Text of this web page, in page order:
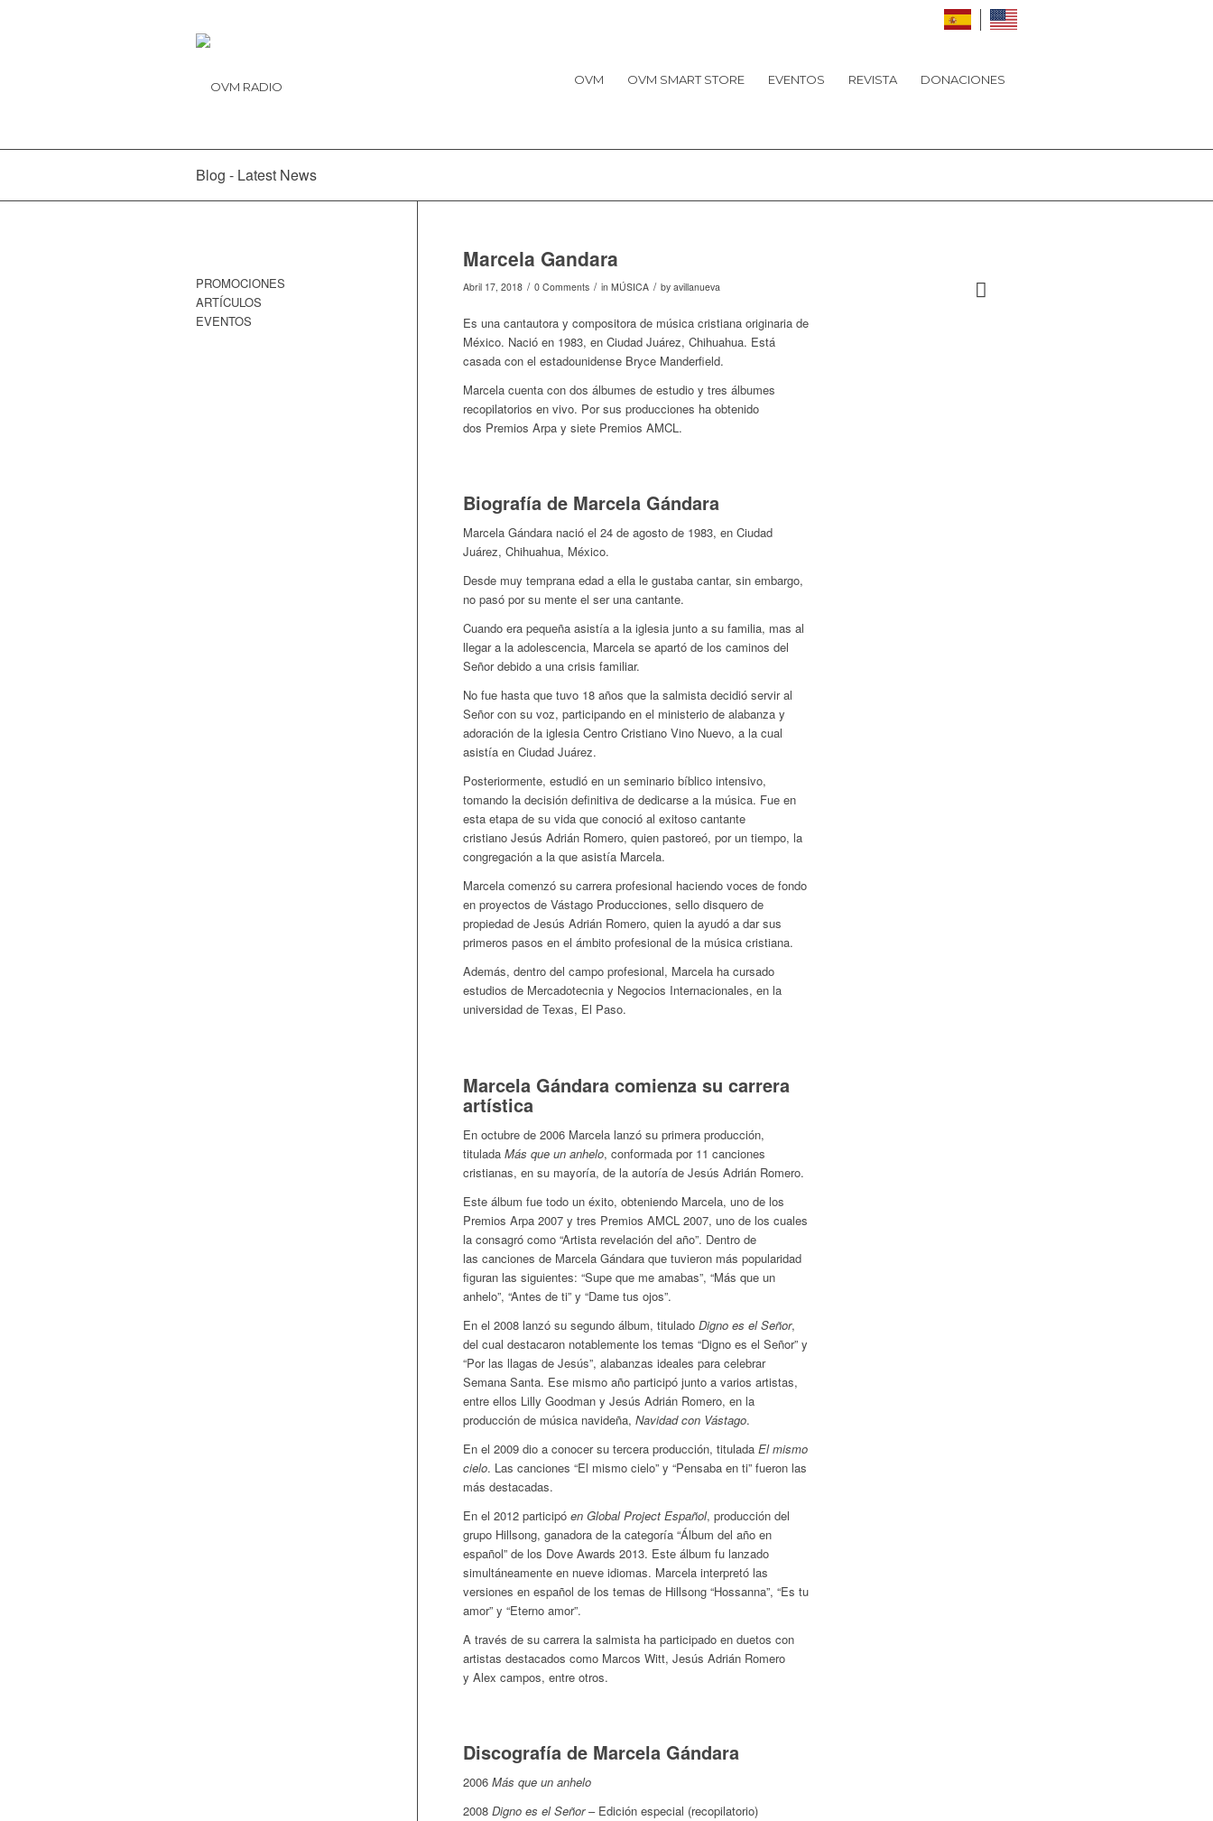
OVM OVM SMART STORE EVENTOS REVISTA DONACIONES
Blog - Latest News
Marcela Gandara
Abril 17, 2018 / 0 Comments / in MÚSICA / by avillanueva
Es una cantautora y compositora de música cristiana originaria de
México. Nació en 1983, en Ciudad Juárez, Chihuahua. Está
casada con el estadounidense Bryce Manderfield.
Marcela cuenta con dos álbumes de estudio y tres álbumes
recopilatorios en vivo. Por sus producciones ha obtenido
dos Premios Arpa y siete Premios AMCL.
Biografía de Marcela Gándara
Marcela Gándara nació el 24 de agosto de 1983, en Ciudad
Juárez, Chihuahua, México.
Desde muy temprana edad a ella le gustaba cantar, sin embargo,
no pasó por su mente el ser una cantante.
Cuando era pequeña asistía a la iglesia junto a su familia, mas al
llegar a la adolescencia, Marcela se apartó de los caminos del
Señor debido a una crisis familiar.
No fue hasta que tuvo 18 años que la salmista decidió servir al
Señor con su voz, participando en el ministerio de alabanza y
adoración de la iglesia Centro Cristiano Vino Nuevo, a la cual
asistía en Ciudad Juárez.
Posteriormente, estudió en un seminario bíblico intensivo,
tomando la decisión definitiva de dedicarse a la música. Fue en
esta etapa de su vida que conoció al exitoso cantante
cristiano Jesús Adrián Romero, quien pastoreó, por un tiempo, la
congregación a la que asistía Marcela.
Marcela comenzó su carrera profesional haciendo voces de fondo
en proyectos de Vástago Producciones, sello disquero de
propiedad de Jesús Adrián Romero, quien la ayudó a dar sus
primeros pasos en el ámbito profesional de la música cristiana.
Además, dentro del campo profesional, Marcela ha cursado
estudios de Mercadotecnia y Negocios Internacionales, en la
universidad de Texas, El Paso.
Marcela Gándara comienza su carrera
artística
En octubre de 2006 Marcela lanzó su primera producción,
titulada Más que un anhelo, conformada por 11 canciones
cristianas, en su mayoría, de la autoría de Jesús Adrián Romero.
Este álbum fue todo un éxito, obteniendo Marcela, uno de los
Premios Arpa 2007 y tres Premios AMCL 2007, uno de los cuales
la consagró como “Artista revelación del año”. Dentro de
las canciones de Marcela Gándara que tuvieron más popularidad
figuran las siguientes: “Supe que me amabas”, “Más que un
anhelo”, “Antes de ti” y “Dame tus ojos”.
En el 2008 lanzó su segundo álbum, titulado Digno es el Señor,
del cual destacaron notablemente los temas “Digno es el Señor” y
“Por las llagas de Jesús”, alabanzas ideales para celebrar
Semana Santa. Ese mismo año participó junto a varios artistas,
entre ellos Lilly Goodman y Jesús Adrián Romero, en la
producción de música navideña, Navidad con Vástago.
En el 2009 dio a conocer su tercera producción, titulada El mismo
cielo. Las canciones “El mismo cielo” y “Pensaba en ti” fueron las
más destacadas.
En el 2012 participóen Global Project Español, producción del
grupo Hillsong, ganadora de la categoría “Álbum del año en
español” de los Dove Awards 2013. Este álbum fu lanzado
simultáneamente en nueve idiomas. Marcela interpretó las
versiones en español de los temas de Hillsong “Hossanna”, “Es tu
amor” y “Eterno amor”.
A través de su carrera la salmista ha participado en duetos con
artistas destacados como Marcos Witt, Jesús Adrián Romero
y Alex campos, entre otros.
Discografía de Marcela Gándara
2006 Más que un anhelo
2008 Digno es el Señor– Edición especial (recopilatorio)
PROMOCIONES
ARTÍCULOS
EVENTOS